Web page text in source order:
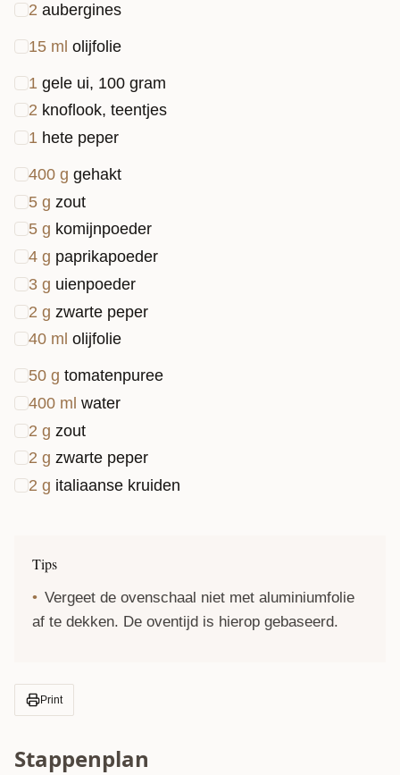
2 aubergines
15 ml olijfolie
1 gele ui, 100 gram
2 knoflook, teentjes
1 hete peper
400 g gehakt
5 g zout
5 g komijnpoeder
4 g paprikapoeder
3 g uienpoeder
2 g zwarte peper
40 ml olijfolie
50 g tomatenpuree
400 ml water
2 g zout
2 g zwarte peper
2 g italiaanse kruiden
Tips
Vergeet de ovenschaal niet met aluminiumfolie
af te dekken. De oventijd is hierop gebaseerd.
Print
Stappenplan